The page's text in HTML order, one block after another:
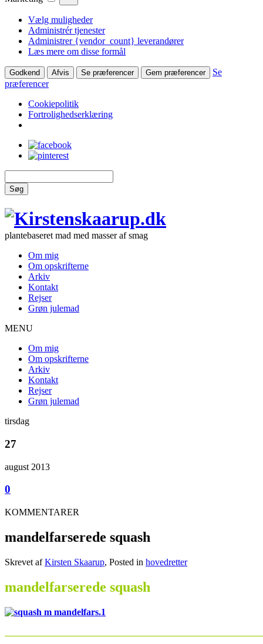
Vælg muligheder
Administrér tjenester
Administrer {vendor_count} leverandører
Læs mere om disse formål
Godkend Afvis Se præferencer Gem præferencer
Se
præferencer
Cookiepolitik
Fortrolighedserklæring
Søg
plantebaseret mad med masser af smag
Om mig
Om opskrifterne
Arkiv
Kontakt
Rejser
Grøn julemad
MENU
Om mig
Om opskrifterne
Arkiv
Kontakt
Rejser
Grøn julemad
tirsdag
27
august 2013
0
KOMMENTARER
mandelfarserede squash
Skrevet afKirsten Skaarup, Posted in hovedretter
mandelfarserede squash